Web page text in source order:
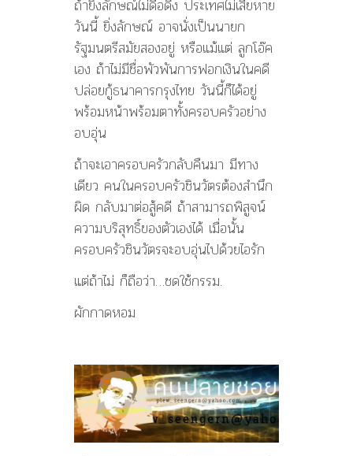
ถ้ายิ่งลักษณ์ไม่ดื้อดึง ประเทศไม่เสียหาย
วันนี้ ยิ่งลักษณ์ อาจนั่งเป็นนายก
รัฐมนตรีสมัยสองอยู่ หรือแม้แต่ ลูกโอ๊ค
เอง ถ้าไม่มีชื่อพัวพันการฟอกเงินในคดี
ปล่อยกู้ธนาคารกรุงไทย วันนี้ก็ได้อยู่
พร้อมหน้าพร้อมตาทั้งครอบครัวอย่าง
อบอุ่น
ถ้าจะเอาครอบครัวกลับคืนมา มีทาง
เดียว คนในครอบครัวชินวัตรต้องสำนึก
ผิด กลับมาต่อสู้คดี ถ้าสามารถพิสูจน์
ความบริสุทธิ์ของตัวเองได้ เมื่อนั้น
ครอบครัวชินวัตรจะอบอุ่นไปด้วยไอรัก
แต่ถ้าไม่ ก็ถือว่า…ชดใช้กรรม.
ผักกาดหอม